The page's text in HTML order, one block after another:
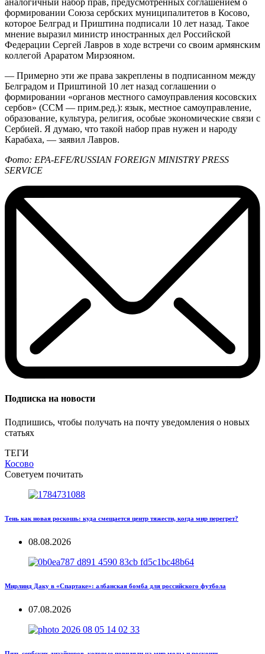
формировании Союза сербских муниципалитетов в Косово,
которое Белград и Приштина подписали 10 лет назад. Такое
мнение выразил министр иностранных дел Российской
Федерации Сергей Лавров в ходе встречи со своим армянским
коллегой Араратом Мирзояном.
— Примерно эти же права закреплены в подписанном между
Белградом и Приштиной 10 лет назад соглашении о
формировании «органов местного самоуправления косовских
сербов» (ССМ — прим.ред.): язык, местное самоуправление,
образование, культура, религия, особые экономические связи с
Сербией. Я думаю, что такой набор прав нужен и народу
Карабаха, — заявил Лавров.
Фото: EPA-EFE/RUSSIAN FOREIGN MINISTRY PRESS
SERVICE
Подписка на новости
Подпишись, чтобы получать на почту уведомления о новых
статьях
ТЕГИ
Косово
Советуем почитать
Тень как новая роскошь: куда смещается центр тяжести, когда мир перегрет?
08.08.2026
Мирлинд Даку в «Спартаке»: албанская бомба для российского футбола
07.08.2026